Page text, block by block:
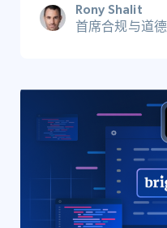
Rony Shalit
首席合规与道